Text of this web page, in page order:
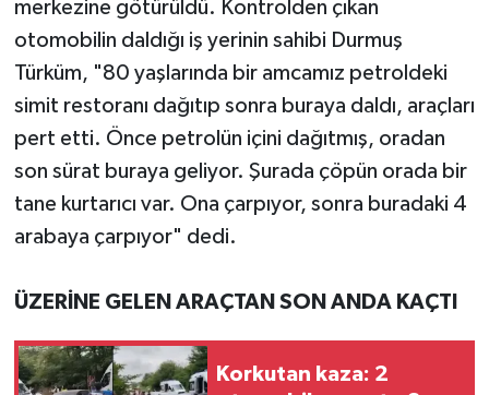
merkezine götürüldü. Kontrolden çıkan
otomobilin daldığı iş yerinin sahibi Durmuş
Türküm, "80 yaşlarında bir amcamız petroldeki
simit restoranı dağıtıp sonra buraya daldı, araçları
pert etti. Önce petrolün içini dağıtmış, oradan
son sürat buraya geliyor. Şurada çöpün orada bir
tane kurtarıcı var. Ona çarpıyor, sonra buradaki 4
arabaya çarpıyor" dedi.
ÜZERİNE GELEN ARAÇTAN SON ANDA KAÇTI
Korkutan kaza: 2